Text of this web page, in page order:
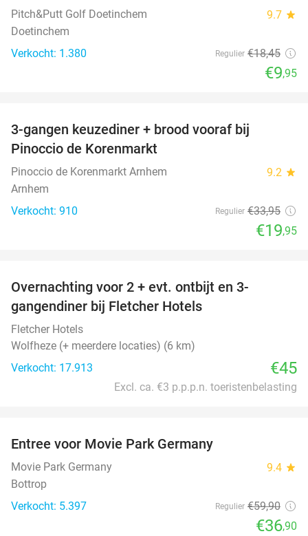
Pitch&Putt Golf Doetinchem 9.7 star
Doetinchem
Verkocht: 1.380
Regulier €18,45
€9,95
3-gangen keuzediner + brood vooraf bij
Pinoccio de Korenmarkt
Pinoccio de Korenmarkt Arnhem 9.2 star
Arnhem
Verkocht: 910
Regulier €33,95
€19,95
Overnachting voor 2 + evt. ontbijt en 3-
gangendiner bij Fletcher Hotels
Fletcher Hotels
Wolfheze (+ meerdere locaties) (6 km)
Verkocht: 17.913
€45
Excl. ca. €3 p.p.p.n. toeristenbelasting
Entree voor Movie Park Germany
Movie Park Germany 9.4 star
Bottrop
Verkocht: 5.397
Regulier €59,90
€36,90